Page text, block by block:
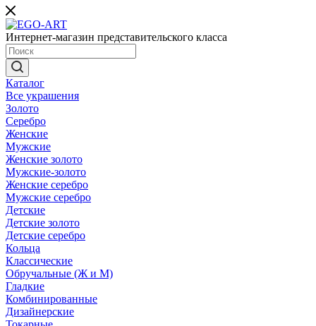
Интернет-магазин представительского класса
Каталог
Все украшения
Золото
Серебро
Женские
Мужские
Женские золото
Мужские-золото
Женские серебро
Мужские серебро
Детские
Детские золото
Детские серебро
Кольца
Классические
Обручальные (Ж и М)
Гладкие
Комбинированные
Дизайнерские